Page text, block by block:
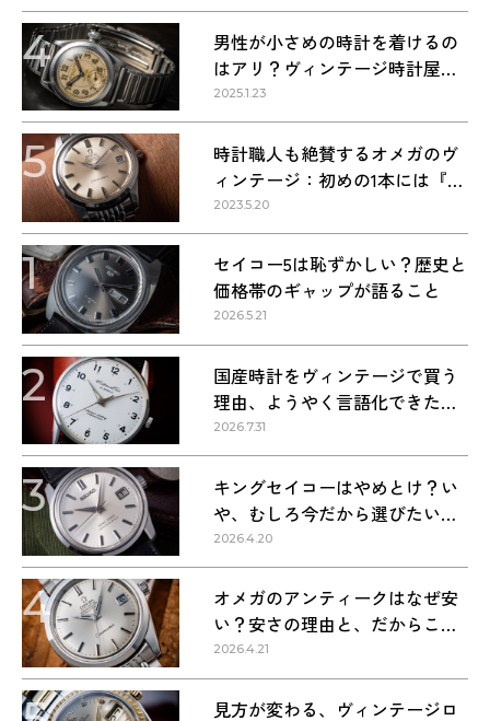
4
男性が小さめの時計を着けるの
はアリ？ヴィンテージ時計屋が
回答します！
2025.1.23
5
時計職人も絶賛するオメガのヴ
ィンテージ：初めの1本には『シ
ーマスター』を選ぶべき理由
2023.5.20
1
セイコー5は恥ずかしい？歴史と
価格帯のギャップが語ること
2026.5.21
2
国産時計をヴィンテージで買う
理由、ようやく言語化できた気
がする
2026.7.31
3
キングセイコーはやめとけ？い
や、むしろ今だから選びたい理
由
2026.4.20
4
オメガのアンティークはなぜ安
い？安さの理由と、だからこそ
狙い目な理由
2026.4.21
見方が変わる、ヴィンテージロ